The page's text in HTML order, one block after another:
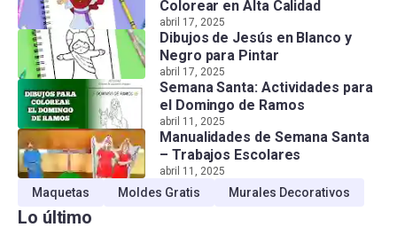
Colorear en Alta Calidad
abril 17, 2025
Dibujos de Jesús en Blanco y
Negro para Pintar
abril 17, 2025
Semana Santa: Actividades para
el Domingo de Ramos
abril 11, 2025
Manualidades de Semana Santa
– Trabajos Escolares
abril 11, 2025
Maquetas Moldes Gratis Murales Decorativos
Lo último